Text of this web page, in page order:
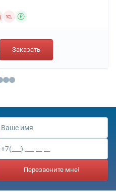
Заказать
Перезвоните мне!